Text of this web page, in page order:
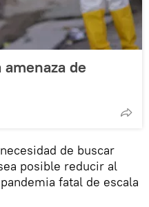
de
de buscar
posible reducir al
fatal de escala